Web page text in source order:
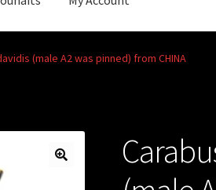
(male A2 was pinned) from CHINA